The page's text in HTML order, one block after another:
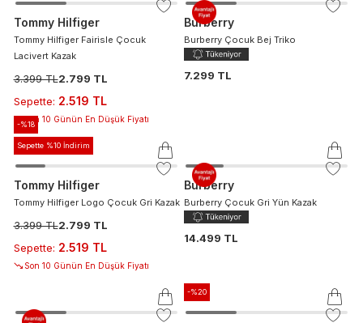
Tommy Hilfiger
Tommy Hilfiger Fairisle Çocuk
Lacivert Kazak
3.399 TL2.799 TL
Sepette: 2.519 TL
Son 10 Günün En Düşük Fiyatı
Burberry
Burberry Çocuk Bej Triko
7.299 TL
-%18
Sepette %10 İndirim
Tommy Hilfiger
Tommy Hilfiger Logo Çocuk Gri Kazak
3.399 TL2.799 TL
Sepette: 2.519 TL
Son 10 Günün En Düşük Fiyatı
Burberry
Burberry Çocuk Gri Yün Kazak
14.499 TL
-%20